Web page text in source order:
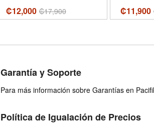
₡12,000 ₡17,900 ₡11,900
Garantía y Soporte
Para más información sobre Garantías en
Política de Igualación de Precios